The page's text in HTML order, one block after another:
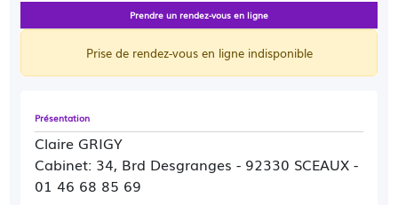
Présentation
Claire GRIGY
Cabinet: 34, Brd Desgranges - 92330 SCEAUX -
01 46 68 85 69
Prendre un rendez-vous en ligne
Prise de rendez-vous en ligne indisponible